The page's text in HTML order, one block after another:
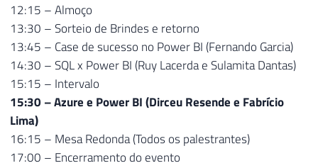
12:15 – Almoço
13:30 – Sorteio de Brindes e retorno
13:45 – Case de sucesso no Power BI (Fernando Garcia)
14:30 – SQL x Power BI (Ruy Lacerda e Sulamita Dantas)
15:15 – Intervalo
15:30 – Azure e Power BI (Dirceu Resende e Fabrício
Lima)
16:15 – Mesa Redonda (Todos os palestrantes)
17:00 – Encerramento do evento